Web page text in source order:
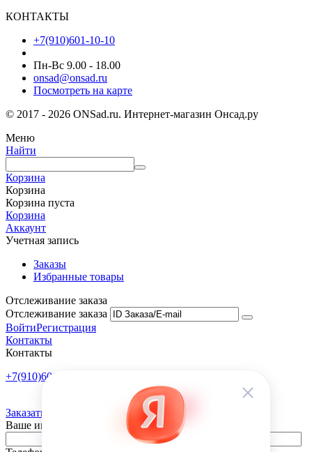
КОНТАКТЫ
+7(910)601-10-10
Пн-Вс 9.00 - 18.00
onsad@onsad.ru
Посмотреть на карте
© 2017 - 2026 ONSad.ru. Интернет-магазин Онсад.ру
Меню
Найти
Корзина
Корзина
Корзина пуста
Корзина
Аккаунт
Учетная запись
Заказы
Избранные товары
Отслеживание заказа
Отслеживание заказа
ВойтиРегистрация
Контакты
Контакты
+7(910)601-10-10
Заказать обратный звонок
Ваше имя